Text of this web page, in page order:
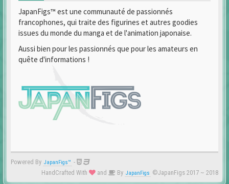
JapanFigs™ est une communauté de passionnés
francophones, qui traite des figurines et autres goodies
issues du monde du manga et de l'animation japonaise.
Aussi bien pour les passionnés que pour les amateurs en
quête d'informations !
Powered By JapanFigs™ -
HandCrafted With
and By JapanFigs ©JapanFigs 2017 ~ 2018